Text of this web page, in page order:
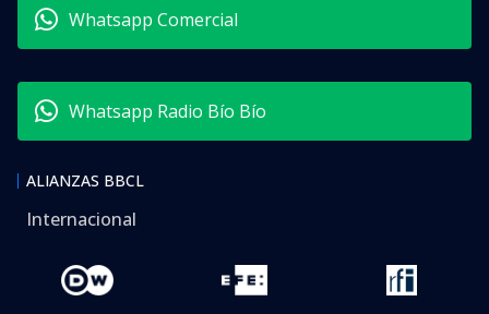
Whatsapp Comercial
Whatsapp Radio Bío Bío
ALIANZAS BBCL
Internacional